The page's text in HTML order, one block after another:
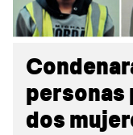
personas
dos